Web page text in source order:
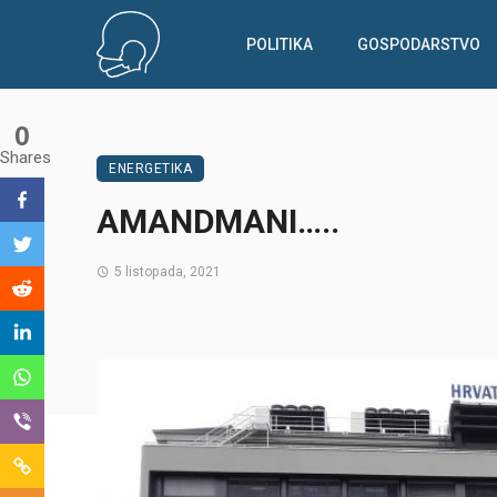
POLITIKA GOSPODARSTVO
ENERGETIKA
AMANDMANI…..
5 listopada, 2021
0
Shares